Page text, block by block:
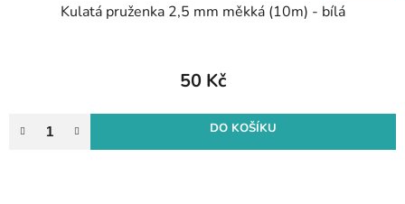
Kulatá pruženka 2,5 mm měkká (10m) - bílá
50 Kč
DO KOŠÍKU